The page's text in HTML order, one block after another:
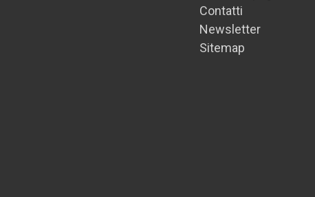
Contatti
Newsletter
Sitemap